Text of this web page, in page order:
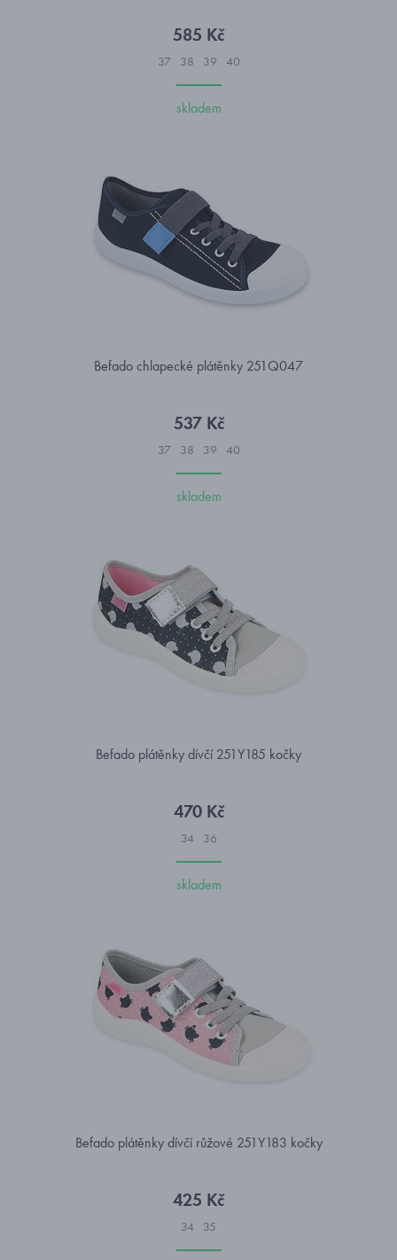
585 Kč
37 38 39 40
skladem
Befado chlapecké plátěnky 251Q047
537 Kč
37 38 39 40
skladem
Befado plátěnky dívčí 251Y185 kočky
470 Kč
34 36
skladem
Befado plátěnky dívčí růžové 251Y183 kočky
425 Kč
34 35